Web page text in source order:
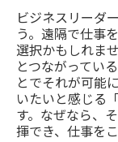
ビジネスリーダ
う。遠隔で仕事
選択かもしれま
とつながってい
とでそれが可能
いたいと感じる
す。なぜなら、
揮でき、仕事を